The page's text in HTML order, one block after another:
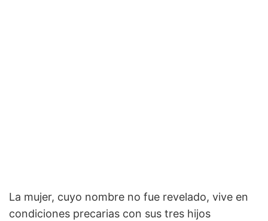
La mujer, cuyo nombre no fue revelado, vive en
condiciones precarias con sus tres hijos